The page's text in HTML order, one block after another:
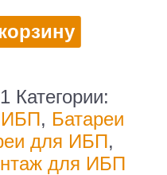
Категории:
ИБП, Батареи
для ИБП,
для ИБП